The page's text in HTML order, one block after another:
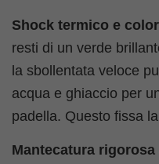
Shock termico e
resti di un verde
la sbollentata veloce
acqua e ghiaccio per
padella. Questo fissa
Mantecatura